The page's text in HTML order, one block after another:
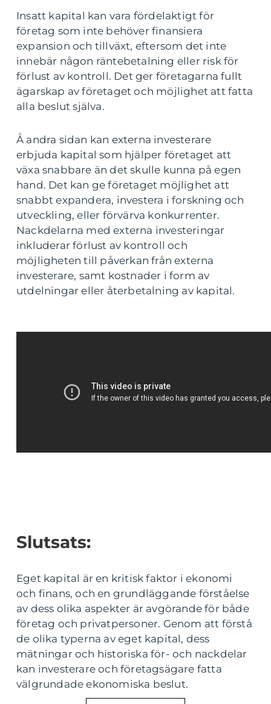
Insatt kapital kan vara fördelaktigt för
företag som inte behöver finansiera
expansion och tillväxt, eftersom det inte
innebär någon räntebetalning eller risk för
förlust av kontroll. Det ger företagarna fullt
ägarskap av företaget och möjlighet att fatta
alla beslut själva.
Å andra sidan kan externa investerare
erbjuda kapital som hjälper företaget att
växa snabbare än det skulle kunna på egen
hand. Det kan ge företaget möjlighet att
snabbt expandera, investera i forskning och
utveckling, eller förvärva konkurrenter.
Nackdelarna med externa investeringar
inkluderar förlust av kontroll och
möjligheten till påverkan från externa
investerare, samt kostnader i form av
utdelningar eller återbetalning av kapital.
Slutsats:
Eget kapital är en kritisk faktor i ekonomi
och finans, och en grundläggande förståelse
av dess olika aspekter är avgörande för både
företag och privatpersoner. Genom att förstå
de olika typerna av eget kapital, dess
mätningar och historiska för- och nackdelar
kan investerare och företagsägare fatta
välgrundade ekonomiska beslut.